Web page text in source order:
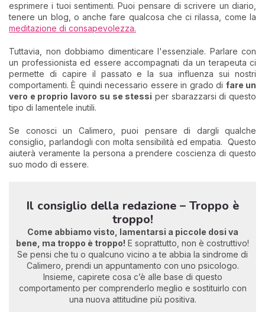
esprimere i tuoi sentimenti. Puoi pensare di scrivere un diario,
tenere un blog, o anche fare qualcosa che ci rilassa, come la
meditazione di consapevolezza.
Tuttavia, non dobbiamo dimenticare l'essenziale. Parlare con
un professionista ed essere accompagnati da un terapeuta ci
permette di capire il passato e la sua influenza sui nostri
comportamenti. È quindi necessario essere in grado di fare un
vero e proprio lavoro su se stessi per sbarazzarsi di questo
tipo di lamentele inutili.
Se conosci un Calimero, puoi pensare di dargli qualche
consiglio, parlandogli con molta sensibilità ed empatia. Questo
aiuterà veramente la persona a prendere coscienza di questo
suo modo di essere.
Il consiglio della redazione – Troppo è
troppo!
Come abbiamo visto, lamentarsi a piccole dosi va
bene, ma troppo è troppo! E soprattutto, non è costruttivo!
Se pensi che tu o qualcuno vicino a te abbia la sindrome di
Calimero, prendi un appuntamento con uno psicologo.
Insieme, capirete cosa c’è alle base di questo
comportamento per comprenderlo meglio e sostituirlo con
una nuova attitudine più positiva.